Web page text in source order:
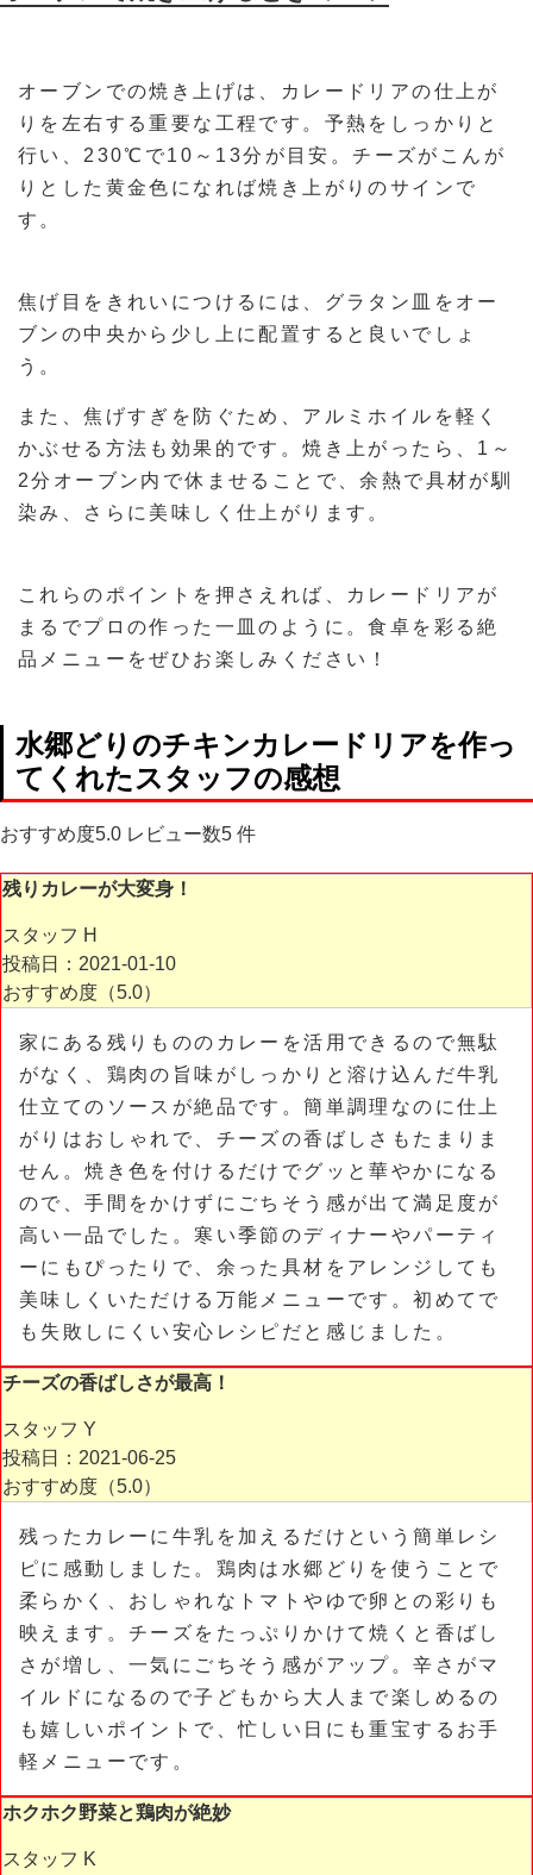
オーブンでの焼き上げは、カレードリアの仕上が
りを左右する重要な工程です。予熱をしっかりと
行い、230℃で10～13分が目安。チーズがこんが
りとした黄金色になれば焼き上がりのサインで
す。
焦げ目をきれいにつけるには、グラタン皿をオー
ブンの中央から少し上に配置すると良いでしょ
う。
また、焦げすぎを防ぐため、アルミホイルを軽く
かぶせる方法も効果的です。焼き上がったら、1～
2分オーブン内で休ませることで、余熱で具材が馴
染み、さらに美味しく仕上がります。
これらのポイントを押さえれば、カレードリアが
まるでプロの作った一皿のように。食卓を彩る絶
品メニューをぜひお楽しみください！
水郷どりのチキンカレードリアを作っ
てくれたスタッフの感想
おすすめ度5.0 レビュー数5 件
残りカレーが大変身！
スタッフ H
投稿日：2021-01-10
おすすめ度（5.0）
家にある残りもののカレーを活用できるので無駄
がなく、鶏肉の旨味がしっかりと溶け込んだ牛乳
仕立てのソースが絶品です。簡単調理なのに仕上
がりはおしゃれで、チーズの香ばしさもたまりま
せん。焼き色を付けるだけでグッと華やかになる
ので、手間をかけずにごちそう感が出て満足度が
高い一品でした。寒い季節のディナーやパーティ
ーにもぴったりで、余った具材をアレンジしても
美味しくいただける万能メニューです。初めてで
も失敗しにくい安心レシピだと感じました。
チーズの香ばしさが最高！
スタッフ Y
投稿日：2021-06-25
おすすめ度（5.0）
残ったカレーに牛乳を加えるだけという簡単レシ
ピに感動しました。鶏肉は水郷どりを使うことで
柔らかく、おしゃれなトマトやゆで卵との彩りも
映えます。チーズをたっぷりかけて焼くと香ばし
さが増し、一気にごちそう感がアップ。辛さがマ
イルドになるので子どもから大人まで楽しめるの
も嬉しいポイントで、忙しい日にも重宝するお手
軽メニューです。
ホクホク野菜と鶏肉が絶妙
スタッフ K